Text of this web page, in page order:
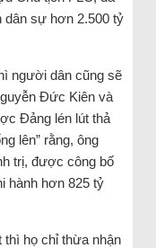
dân sự hơn 2.500 tỷ
người dân cũng sẽ
Đức Kiên và
Đảng lén lút thả
lên” rằng, ông
trị, được công bố
hành hơn 825 tỷ
thì họ chỉ thừa nhận